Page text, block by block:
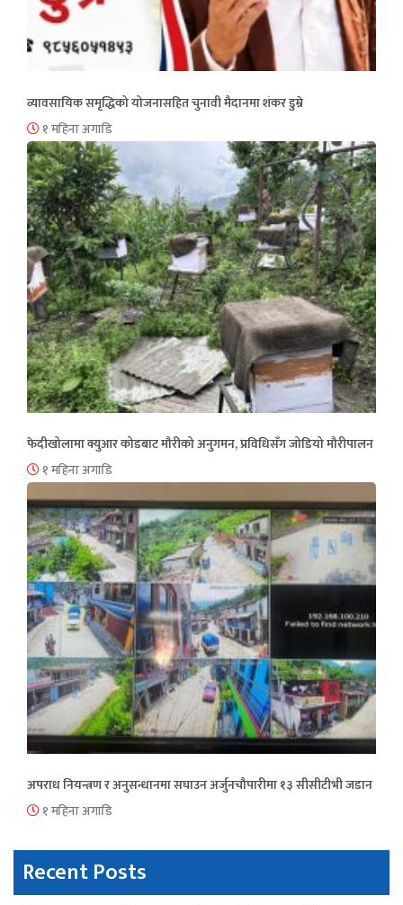
व्यावसायिक समृद्धिको योजनासहित चुनावी मैदानमा शंकर डुम्रे
१ महिना अगाडि
फेदीखोलामा क्युआर कोडबाट मौरीको अनुगमन, प्रविधिसँग जोडियो मौरीपालन
१ महिना अगाडि
अपराध नियन्त्रण र अनुसन्धानमा सघाउन अर्जुनचौपारीमा १३ सीसीटीभी जडान
१ महिना अगाडि
Recent Posts